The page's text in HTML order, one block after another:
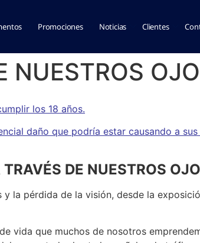
Promociones Noticias Clientes
NUESTROS
los 18 años.
daño que podría estar causando a
DE NUESTROS
la pérdida de la visión, desde la
vida que muchos de nosotros